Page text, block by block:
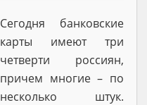
Сегодня банковские
карты имеют три
четверти россиян,
причем многие – по
несколько штук.